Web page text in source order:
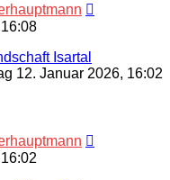
Isartal
12. Januar 2026, 16:02